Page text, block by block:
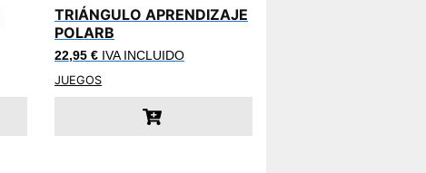
TRIÁNGULO APRENDIZAJE
POLARB
22,95 € IVA INCLUIDO
JUEGOS